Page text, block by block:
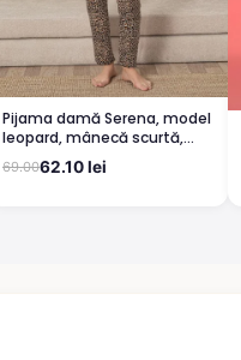
Pijama damă Serena, model
leopard, mânecă scurtă,
pantaloni lungi
69.0062.10 lei